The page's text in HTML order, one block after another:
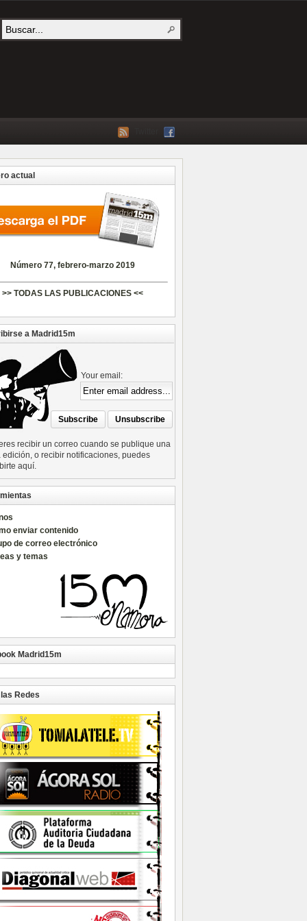
actual
Número 77, febrero-marzo 2019
>> TODAS LAS PUBLICACIONES <<
a Madrid15m
Your email:
recibir un correo cuando se publique una
edición, o recibir notificaciones, puedes
aquí.
enviar contenido
de correo electrónico
y temas
Madrid15m
Redes